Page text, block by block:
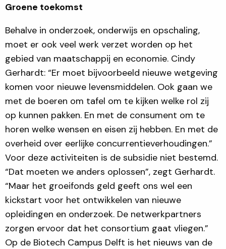
Groene toekomst
Behalve in onderzoek, onderwijs en opschaling,
moet er ook veel werk verzet worden op het
gebied van maatschappij en economie. Cindy
Gerhardt: “Er moet bijvoorbeeld nieuwe wetgeving
komen voor nieuwe levensmiddelen. Ook gaan we
met de boeren om tafel om te kijken welke rol zij
op kunnen pakken. En met de consument om te
horen welke wensen en eisen zij hebben. En met de
overheid over eerlijke concurrentieverhoudingen.”
Voor deze activiteiten is de subsidie niet bestemd.
“Dat moeten we anders oplossen”, zegt Gerhardt.
“Maar het groeifonds geld geeft ons wel een
kickstart voor het ontwikkelen van nieuwe
opleidingen en onderzoek. De netwerkpartners
zorgen ervoor dat het consortium gaat vliegen.”
Op de Biotech Campus Delft is het nieuws van de